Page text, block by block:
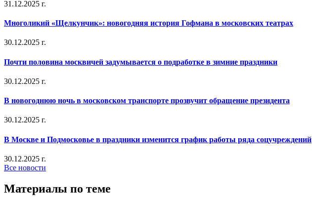
31.12.2025 г.
Многоликий «Щелкунчик»: новогодняя история Гофмана в московских театрах
30.12.2025 г.
Почти половина москвичей задумывается о подработке в зимние праздники
30.12.2025 г.
В новогоднюю ночь в московском транспорте прозвучит обращение президента
30.12.2025 г.
В Москве и Подмосковье в праздники изменится график работы ряда соцучреждений
30.12.2025 г.
Все новости
Материалы по теме